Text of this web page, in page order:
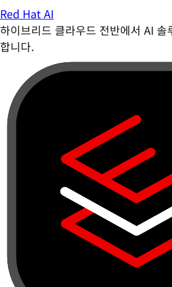
Red Hat AI
하이브리드 클라우드 전반에서 AI 솔
합니다.